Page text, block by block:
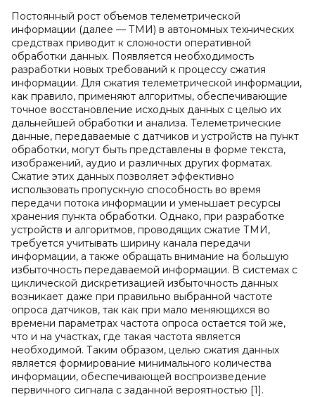
Постоянный рост объемов телеметрической
информации (далее — ТМИ) в автономных технических
средствах приводит к сложности оперативной
обработки данных. Появляется необходимость
разработки новых требований к процессу сжатия
информации. Для сжатия телеметрической информации,
как правило, применяют алгоритмы, обеспечивающие
точное восстановление исходных данных с целью их
дальнейшей обработки и анализа. Телеметрические
данные, передаваемые с датчиков и устройств на пункт
обработки, могут быть представлены в форме текста,
изображений, аудио и различных других форматах.
Сжатие этих данных позволяет эффективно
использовать пропускную способность во время
передачи потока информации и уменьшает ресурсы
хранения пункта обработки. Однако, при разработке
устройств и алгоритмов, проводящих сжатие ТМИ,
требуется учитывать ширину канала передачи
информации, а также обращать внимание на большую
избыточность передаваемой информации. В системах с
циклической дискретизацией избыточность данных
возникает даже при правильно выбранной частоте
опроса датчиков, так как при мало меняющихся во
времени параметрах частота опроса остается той же,
что и на участках, где такая частота является
необходимой. Таким образом, целью сжатия данных
является формирование минимального количества
информации, обеспечивающей воспроизведение
первичного сигнала с заданной вероятностью [1].